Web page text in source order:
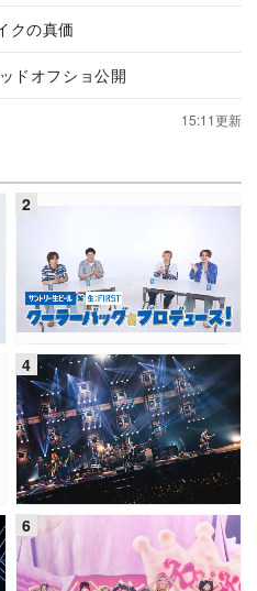
クの真価
ドオフショ公開
15:11更新